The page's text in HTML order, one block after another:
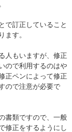
で訂正していること
ます。
人もいますが、修正
ので利用するのはや
正ペンによって修正
ので注意が必要で
書類ですので、一般
修正をするようにし